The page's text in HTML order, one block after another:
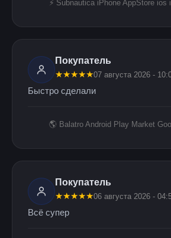
Покупатель
★★★★★07 августа 2026 -
Быстро сделали
🌎 Balatro Android Play Market
Покупатель
★★★★★06 августа 2026 -
Всё супер